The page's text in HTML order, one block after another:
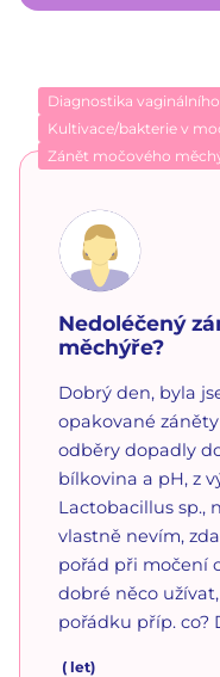
Diagnostika
Kultivace/bakterie v
Zánět močového
Nedoléčený
měchýře?
Dobrý den, byla
opakované
odběry dopadly
bílkovina a pH, z
Lactobacillus sp.,
vlastně nevím,
pořád při močení
dobré něco
pořádku příp. co?
( let)